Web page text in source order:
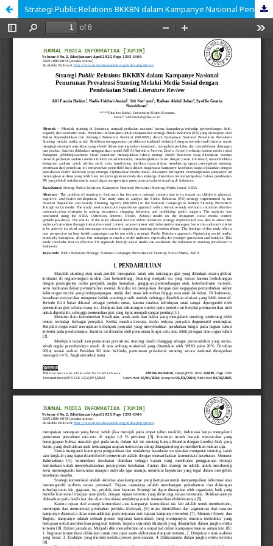
Strategi Public Relations BKKBN dalam Kampanye Nasional Penurunan Prevalensi Stunting Melalui Media Sosial dengan Pendekatan Studi Literature Review